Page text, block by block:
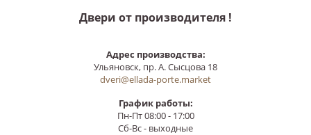
Двери от производителя !
Адрес производства:
Ульяновск, пр. А. Сысцова 18
dveri@ellada-porte.market
График работы:
Пн-Пт 08:00 - 17:00
Сб-Вс - выходные